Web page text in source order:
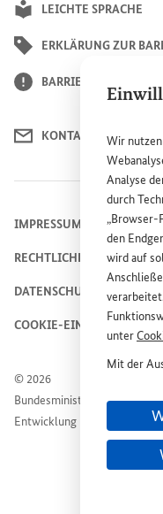
Wir
Analyse
durch
„Browser-
den
wird auf
unter
Mit der
Dienstes
freiwillig,
LEICHTE SPRACHE
ERKLÄRUNG ZUR
BARRIERE MELDEN
KONTAKT
© 2026
Bundesministerium für
Entwicklung
IMPRESSUM
RECHTLICHE HINWEISE
DATENSCHUTZHINWEIS
COOKIE-EINSTELLUNGEN